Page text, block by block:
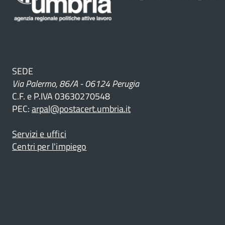
SEDE
Via Palermo, 86/A - 06124 Perugia
C.F. e P.IVA 03630270548
PEC:arpal@postacert.umbria.it
Servizi e uffici
Centri per l'impiego